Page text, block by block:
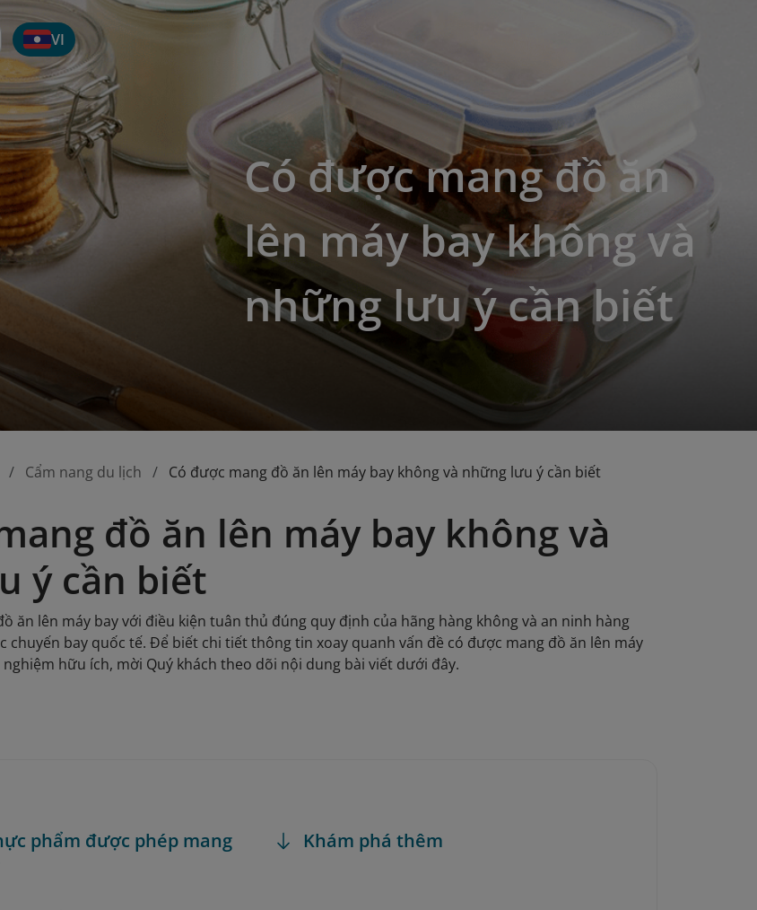
VI
Có được mang đồ ăn
lên máy bay không và
những lưu ý cần biết
Cẩm nang du lịch Có được mang đồ ăn lên máy bay không và những lưu ý cần biết
đồ ăn lên máy bay không và
ý cần biết
ăn lên máy bay với điều kiện tuân thủ đúng quy định của hãng hàng không và an ninh hàng
chuyến bay quốc tế. Để biết chi tiết thông tin xoay quanh vấn đề có được mang đồ ăn lên máy
hữu ích, mời Quý khách theo dõi nội dung bài viết dưới đây.
phẩm được phép mang
Khám phá thêm